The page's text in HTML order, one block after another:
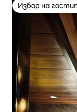
Избор на
Избор на